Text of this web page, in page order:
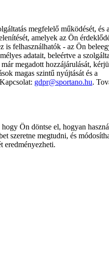
megfelelő működését, és
amelyek az Ön
is felhasználhatók - az Ön
adatait, beleértve a
megadott hozzájárulását,
magas szintű nyújtását és a
gdpr@sportano.hu.
Ön döntse el, hogyan
szeretne megtudni, és
eredményezheti.